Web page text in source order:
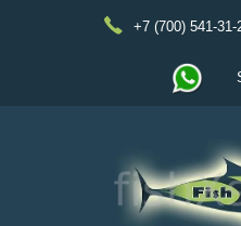
+7 (700) 541-31-